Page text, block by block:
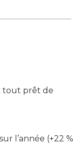
tout prêt de
l’année (+22 %